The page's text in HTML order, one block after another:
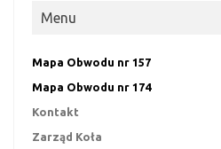
Menu
Mapa Obwodu nr 157
Mapa Obwodu nr 174
Kontakt
Zarząd Koła